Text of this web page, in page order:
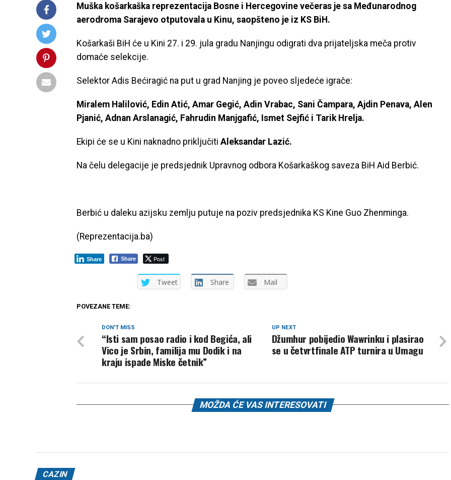
Muška košarkaška reprezentacija Bosne i Hercegovine večeras je sa Međunarodnog
aerodroma Sarajevo otputovala u Kinu, saopšteno je iz KS BiH.
Košarkaši BiH će u Kini 27. i 29. jula gradu Nanjingu odigrati dva prijateljska meča protiv
domaće selekcije.
Selektor Adis Bećiragić na put u grad Nanjing je poveo sljedeće igrače:
Miralem Halilović, Edin Atić, Amar Gegić, Adin Vrabac, Sani Čampara, Ajdin Penava, Alen
Pjanić, Adnan Arslanagić, Fahrudin Manjgafić, Ismet Sejfić i Tarik Hrelja.
Ekipi će se u Kini naknadno priključiti Aleksandar Lazić.
Na čelu delegacije je predsjednik Upravnog odbora Košarkaškog saveza BiH Aid Berbić.
Berbić u daleku azijsku zemlju putuje na poziv predsjednika KS Kine Guo Zhenminga.
(Reprezentacija.ba)
Share Post
Share
Tweet Share Mail
POVEZANE TEME:
UP NEXT
Džumhur pobijedio Wawrinku i plasirao
se u četvrtfinale ATP turnira u Umagu
DON'T MISS
“Isti sam posao radio i kod Begića, ali
Vico je Srbin, familija mu Dodik i na
kraju ispade Miske četnik”
MOŽDA ĆE VAS INTERESOVATI
CAZIN